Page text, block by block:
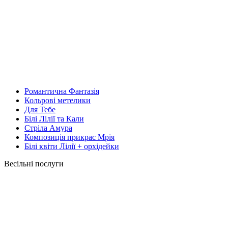
Романтична Фантазія
Кольрові метелики
Для Тебе
Білі Лілії та Кали
Стріла Амура
Композиція прикрас Мрія
Білі квіти Лілії + орхідейки
Весільні послуги